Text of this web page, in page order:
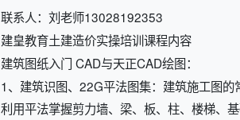
联系人：刘老师13028192353
建皇教育土建造价实操培训课程内容
建筑图纸入门 CAD与天正CAD绘图：
1、建筑识图、22G平法图集：建筑施工图的
利用平法掌握剪力墙、梁、板、柱、楼梯、